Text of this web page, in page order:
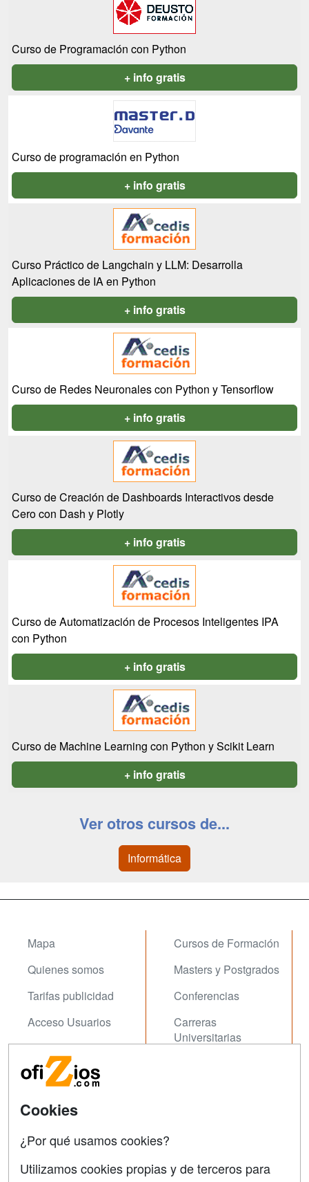
Curso de Programación con Python
+ info gratis
Curso de programación en Python
+ info gratis
Curso Práctico de Langchain y LLM: Desarrolla
Aplicaciones de IA en Python
+ info gratis
Curso de Redes Neuronales con Python y Tensorflow
+ info gratis
Curso de Creación de Dashboards Interactivos desde
Cero con Dash y Plotly
+ info gratis
Curso de Automatización de Procesos Inteligentes IPA
con Python
+ info gratis
Curso de Machine Learning con Python y Scikit Learn
+ info gratis
Ver otros cursos de...
Informática
Mapa
Quienes somos
Tarifas publicidad
Acceso Usuarios
Acceso Centros
Cursos de Formación
Masters y Postgrados
Conferencias
Carreras
Universitarias
Contactar
Cookies
¿Por qué usamos cookies?
Utilizamos cookies propias y de terceros para